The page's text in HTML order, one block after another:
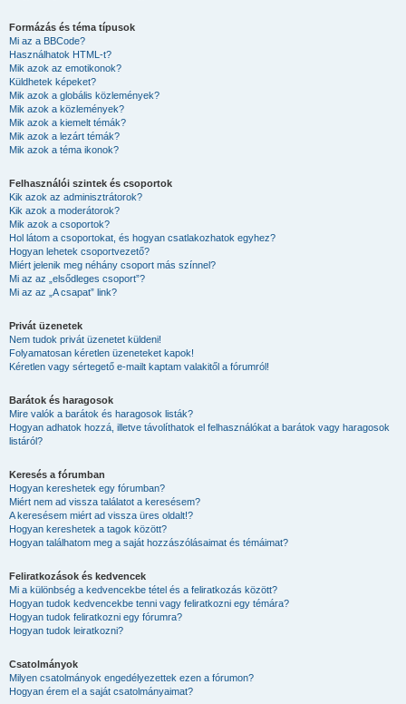
Formázás és téma típusok
Mi az a BBCode?
Használhatok HTML-t?
Mik azok az emotikonok?
Küldhetek képeket?
Mik azok a globális közlemények?
Mik azok a közlemények?
Mik azok a kiemelt témák?
Mik azok a lezárt témák?
Mik azok a téma ikonok?
Felhasználói szintek és csoportok
Kik azok az adminisztrátorok?
Kik azok a moderátorok?
Mik azok a csoportok?
Hol látom a csoportokat, és hogyan csatlakozhatok egyhez?
Hogyan lehetek csoportvezető?
Miért jelenik meg néhány csoport más színnel?
Mi az az „elsődleges csoport”?
Mi az az „A csapat” link?
Privát üzenetek
Nem tudok privát üzenetet küldeni!
Folyamatosan kéretlen üzeneteket kapok!
Kéretlen vagy sértegető e-mailt kaptam valakitől a fórumról!
Barátok és haragosok
Mire valók a barátok és haragosok listák?
Hogyan adhatok hozzá, illetve távolíthatok el felhasználókat a barátok vagy haragosok
listáról?
Keresés a fórumban
Hogyan kereshetek egy fórumban?
Miért nem ad vissza találatot a keresésem?
A keresésem miért ad vissza üres oldalt!?
Hogyan kereshetek a tagok között?
Hogyan találhatom meg a saját hozzászólásaimat és témáimat?
Feliratkozások és kedvencek
Mi a különbség a kedvencekbe tétel és a feliratkozás között?
Hogyan tudok kedvencekbe tenni vagy feliratkozni egy témára?
Hogyan tudok feliratkozni egy fórumra?
Hogyan tudok leiratkozni?
Csatolmányok
Milyen csatolmányok engedélyezettek ezen a fórumon?
Hogyan érem el a saját csatolmányaimat?